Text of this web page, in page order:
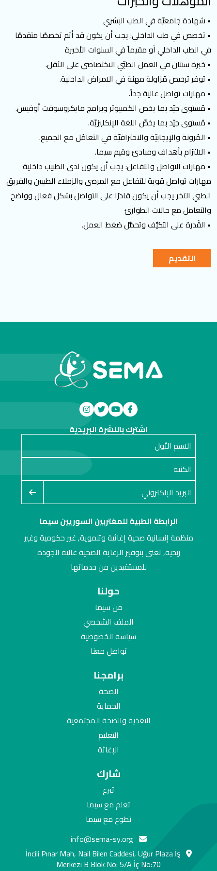
• شهادة جامعيّة في الطب البشري
• تخصص في طب الداخلي: يجب أن يكون قد أتم تخصصًا متقدمًا
في الطب الداخلي أو مقيماً في السنوات الأخيرة
• خبرة سنتان في العمل الطبّي الاختصاصي على الأقل.
• توفر ترخيص مُزاولة مهنة في الامراض الداخلية.
• مهارات تواصل عالية جداً.
• مُستوى جيّد بما يخص الكمبيوتر وبرامج مايكروسوفت أوفيس.
• مُستوى جيّد بما يخصّ اللغة الإنكليزيّة.
• المُرونة والإيجابيّة والاحترافيّة في التعامُل مع الجميع.
• الالتزام بأهداف ومبادئ وقيم سيما.
• مهارات التواصل والتفاعل: يجب أن يكون لدى الطبيب داخلية
مهارات تواصل قوية للتفاعل مع المرضى والزملاء الطبيين والفريق
الطبي الآخر يجب أن يكون قادرًا على التواصل بشكل فعال وواضح
والتعامل مع حالات الطوارئ
• القُدرة على التكيُّف وتحمُّل ضغط العمل.
التقديم
الرابطة الطبية للمغتربين السوريين سيما
منظمة إنسانية صحية إغاثية وتنموية, غير حكومية وغير
ربحية, تعنى بتوفير الرعاية الصحية عالية الجودة
للمستفيدين من خدماتها
info@sema-sy.org
İncili Pınar Mah, Nail Bilen Caddesi, Uğur Plaza İş
Merkezi B Blok No: 5/A İç No:70
اشترك بالنشرة البريدية
حولنا
من سيما
الملف الشخصي
سياسة الخصوصية
تواصل معنا
برامجنا
الصحة
الحماية
التغذية والصحة المجتمعية
التعليم
الإغاثة
شارك
تبرع
تعلم مع سيما
تطوع مع سيما